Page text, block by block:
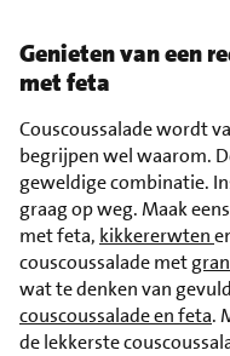
Genieten van een
met feta
Couscoussalade wordt
begrijpen wel waarom.
geweldige combinatie.
graag op weg. Maak
met feta, kikkererwten
couscoussalade met
wat te denken van
couscoussalade en feta.
de lekkerste